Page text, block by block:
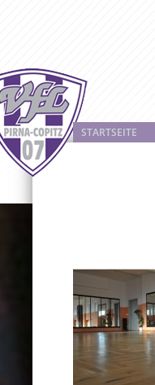
STARTSEITE